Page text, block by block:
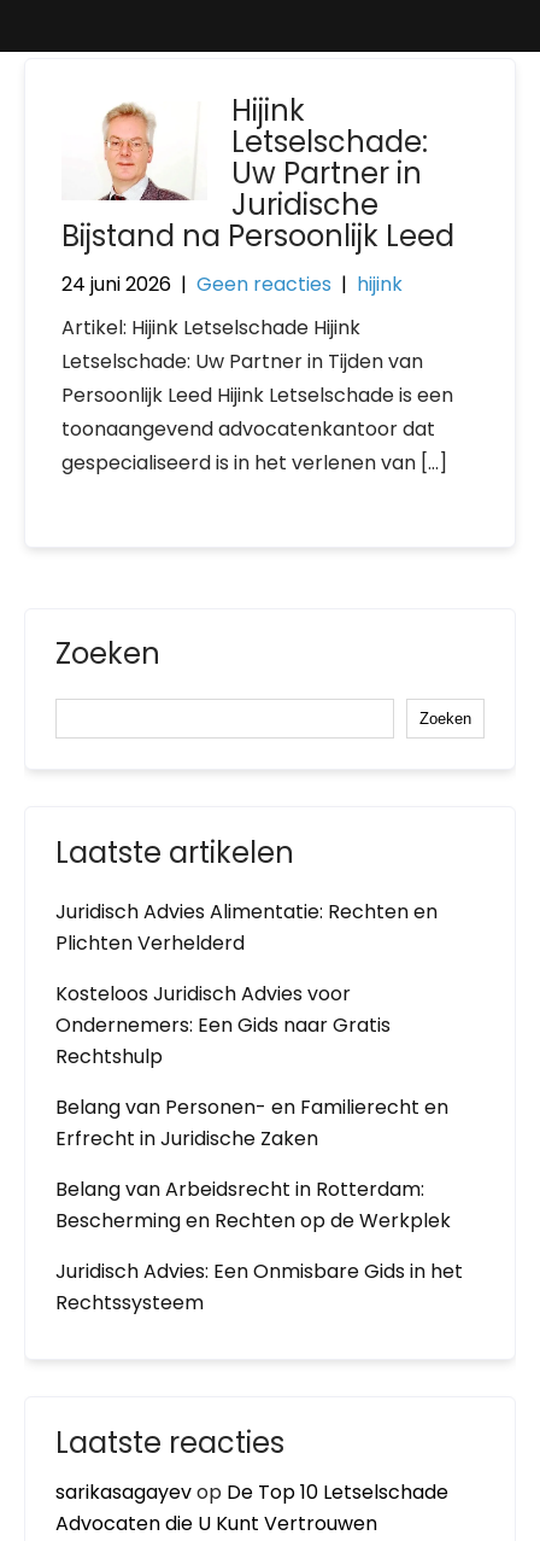
Hijink
Letselschade:
Uw Partner in
Juridische
Bijstand na Persoonlijk Leed
24 juni 2026 | Geen reacties | hijink
Artikel: Hijink Letselschade Hijink
Letselschade: Uw Partner in Tijden van
Persoonlijk Leed Hijink Letselschade is een
toonaangevend advocatenkantoor dat
gespecialiseerd is in het verlenen van […]
Zoeken
Zoeken
Laatste artikelen
Juridisch Advies Alimentatie: Rechten en
Plichten Verhelderd
Kosteloos Juridisch Advies voor
Ondernemers: Een Gids naar Gratis
Rechtshulp
Belang van Personen- en Familierecht en
Erfrecht in Juridische Zaken
Belang van Arbeidsrecht in Rotterdam:
Bescherming en Rechten op de Werkplek
Juridisch Advies: Een Onmisbare Gids in het
Rechtssysteem
Laatste reacties
sarikasagayevop De Top 10 Letselschade
Advocaten die U Kunt Vertrouwen